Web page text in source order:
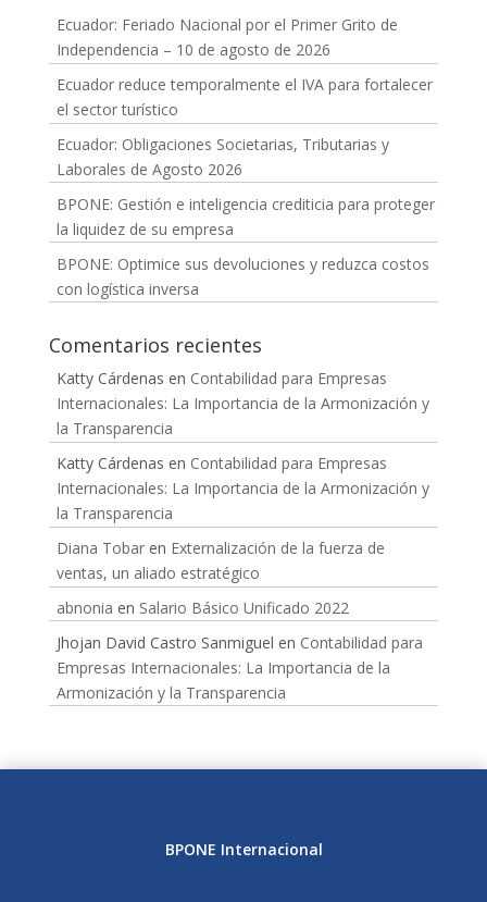
Ecuador: Feriado Nacional por el Primer Grito de
Independencia – 10 de agosto de 2026
Ecuador reduce temporalmente el IVA para fortalecer
el sector turístico
Ecuador: Obligaciones Societarias, Tributarias y
Laborales de Agosto 2026
BPONE: Gestión e inteligencia crediticia para proteger
la liquidez de su empresa
BPONE: Optimice sus devoluciones y reduzca costos
con logística inversa
Comentarios recientes
Katty Cárdenas en Contabilidad para Empresas
Internacionales: La Importancia de la Armonización y
la Transparencia
Katty Cárdenas en Contabilidad para Empresas
Internacionales: La Importancia de la Armonización y
la Transparencia
Diana Tobaren Externalización de la fuerza de
ventas, un aliado estratégico
abnonia en Salario Básico Unificado 2022
Jhojan David Castro Sanmiguel en Contabilidad para
Empresas Internacionales: La Importancia de la
Armonización y la Transparencia
BPONE Internacional